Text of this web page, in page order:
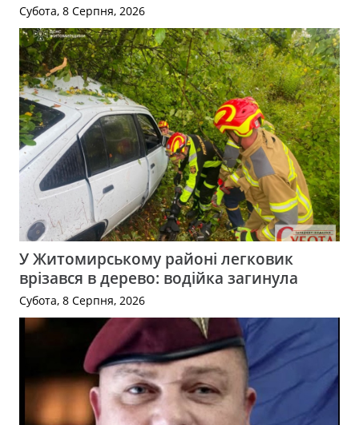
Субота, 8 Серпня, 2026
У Житомирському районі легковик
врізався в дерево: водійка загинула
Субота, 8 Серпня, 2026